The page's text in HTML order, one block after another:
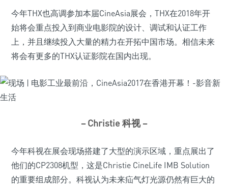
今年THX也高调参加本届CineAsia展会，THX在2018年开
始将会重点投入到商业电影院的设计、调试和认证工作
上，并且继续投入大量的精力在开拓中国市场。相信未来
将会有更多的THX认证影院在国内出现。
– Christie 科视 –
今年科视在展会现场搭建了大型的演示区域，重点展出了
他们的CP2308机型，这是Christie CineLife IMB Solution
的重要组成部分。科视认为未来疝气灯光源仍然有巨大的